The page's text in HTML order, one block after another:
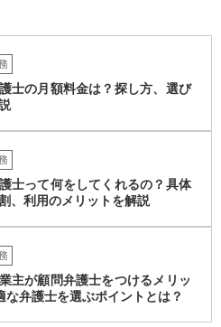
いては示談後であっても請求できる
がほとんどです。
士の月額料金は？探し方、選び
士って何をしてくれるの？具体
、利用のメリットを解説
主が顧問弁護士をつけるメリッ
な弁護士を選ぶポイントとは？